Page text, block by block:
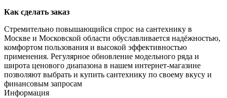
Как сделать заказ
Стремительно повышающийся спрос на сантехнику в
Москве и Московской области обуславливается надёжностью,
комфортом пользования и высокой эффективностью
применения. Регулярное обновление модельного ряда и
широта ценового диапазона в нашем интернет-магазине
позволяют выбрать и купить сантехнику по своему вкусу и
финансовым запросам
Информация